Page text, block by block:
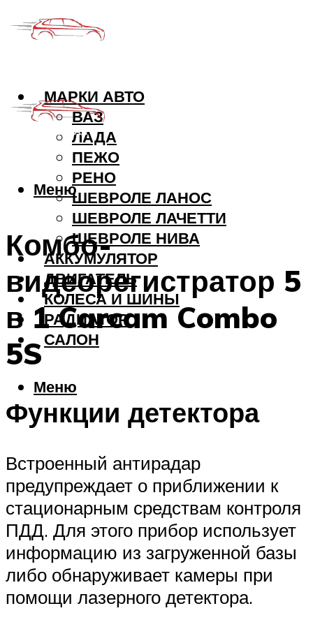
МАРКИ АВТО
ВАЗ
ЛАДА
ПЕЖО
РЕНО
ШЕВРОЛЕ ЛАНОС
ШЕВРОЛЕ ЛАЧЕТТИ
ШЕВРОЛЕ НИВА
АККУМУЛЯТОР
ДВИГАТЕЛЬ
КОЛЕСА И ШИНЫ
РАДИАТОР
САЛОН
Меню
Меню
Комбо-
видеорегистратор 5
в 1 Carcam Combo
5S
Функции детектора
Встроенный антирадар
предупреждает о приближении к
стационарным средствам контроля
ПДД. Для этого прибор использует
информацию из загруженной базы
либо обнаруживает камеры при
помощи лазерного детектора.